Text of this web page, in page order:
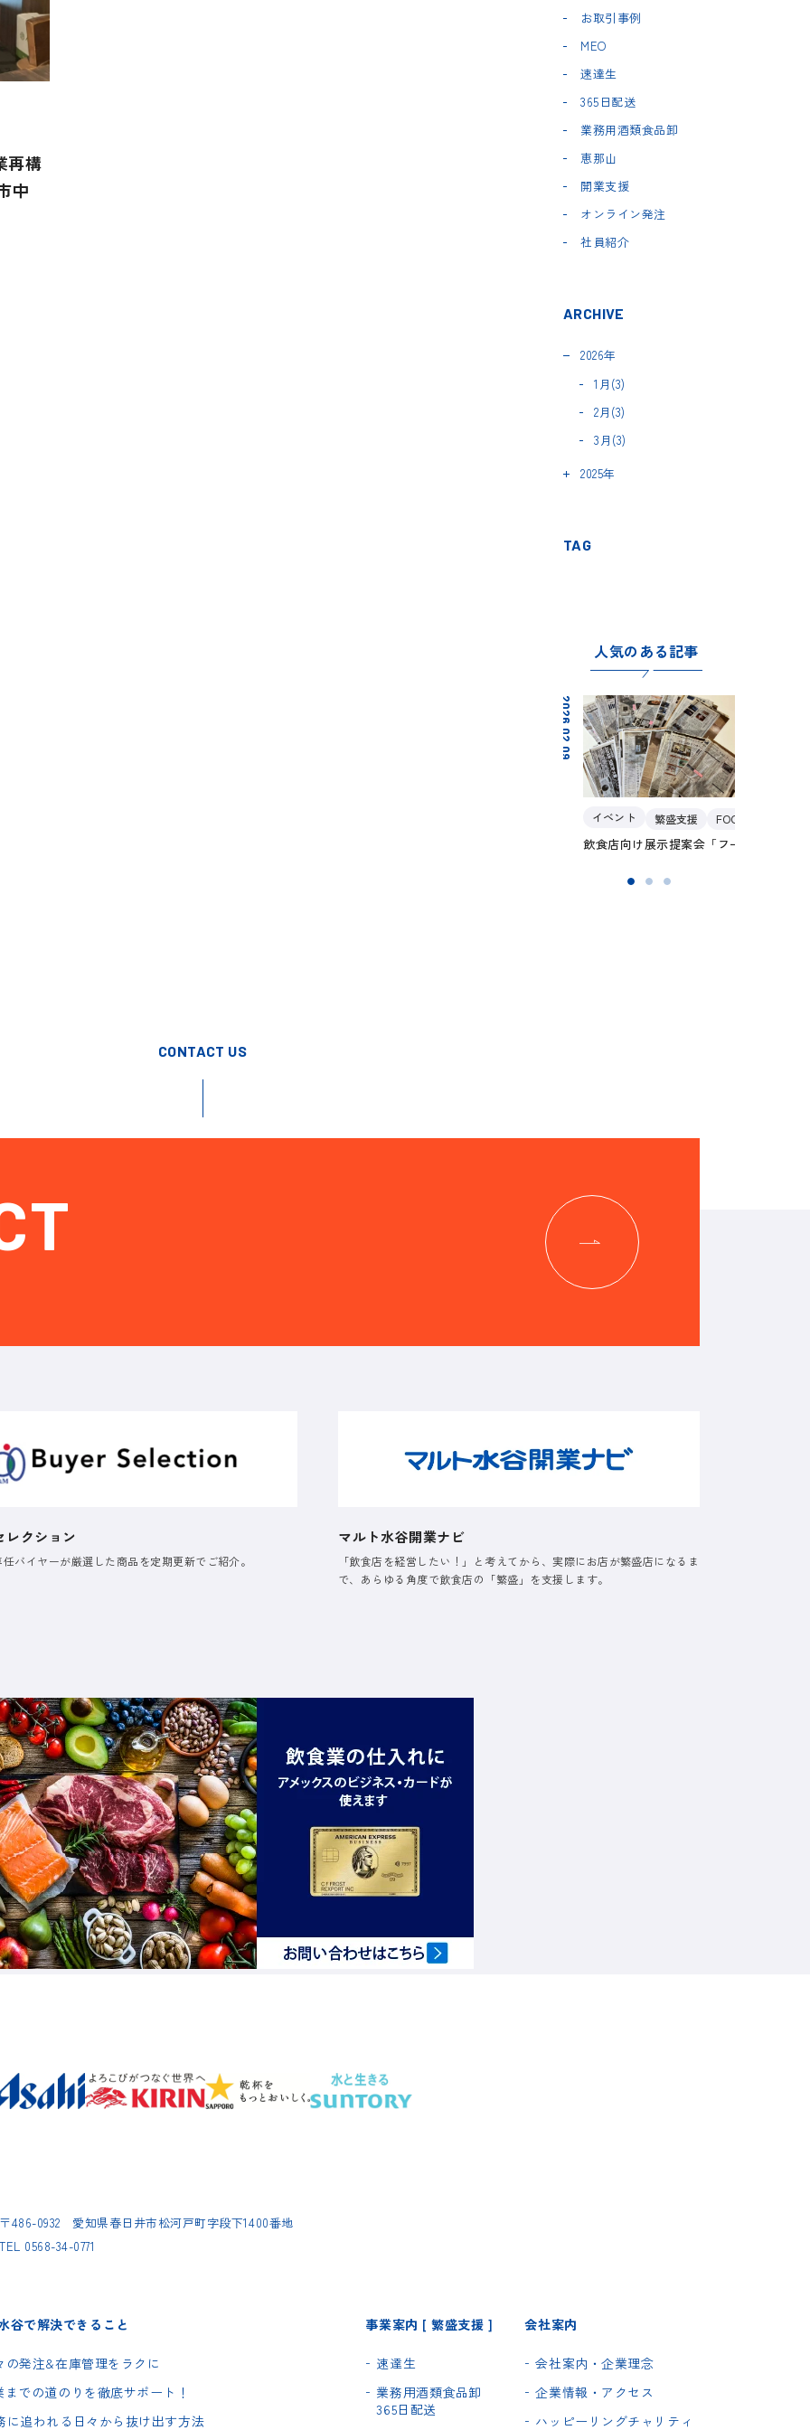
再構
中
お取引事例
MEO
速達生
365日配送
業務用酒類食品卸
恵那山
開業支援
オンライン発注
社員紹介
ARCHIVE
2026年
1月(3)
2月(3)
3月(3)
2025年
TAG
人気のある記事
2026.02.09
イベント 繁盛支援 FOODNAVI2026
飲食店向け展示提案会「フードナビ
CONTACT US
レクション
バイヤーが厳選した商品を定期更新でご紹介。
マルト水谷開業ナビ
「飲食店を経営したい！」と考えてから、実際にお店が繁盛店になるま
で、あらゆる角度で飲食店の「繁盛」を支援します。
〒486-0932 愛知県春日井市松河戸町字段下1400番地
TEL 0568-34-0771
谷で解決できること
の発注&在庫管理をラクに
までの道のりを徹底サポート！
に追われる日々から抜け出す方法
事業案内 [ 繁盛支援 ]
速達生
業務用酒類食品卸
365日配送
会社案内
会社案内・企業理念
企業情報・アクセス
ハッピーリングチャリティ